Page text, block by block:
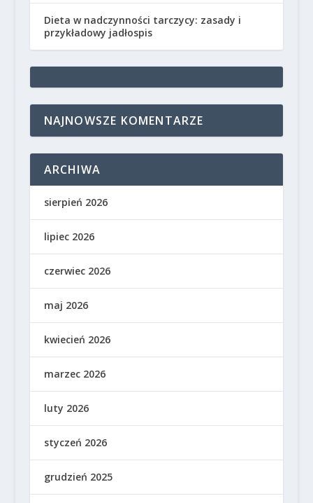
Dieta w nadczynności tarczycy: zasady i
przykładowy jadłospis
NAJNOWSZE KOMENTARZE
ARCHIWA
sierpień 2026
lipiec 2026
czerwiec 2026
maj 2026
kwiecień 2026
marzec 2026
luty 2026
styczeń 2026
grudzień 2025